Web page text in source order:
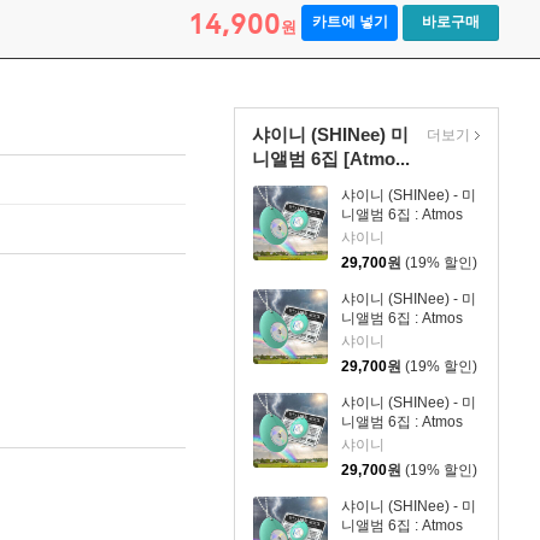
14,900원 카트에 넣기 바로구매
샤이니 (SHINee) 미
니앨범 6집 [Atmo...
샤이니 (SHINee) - 미
니앨범 6집 : Atmos
[Weather Rock Ver.]
(스마트앨범)
[TAEMIN ver.]
샤이니
29,700원 (19% 할인)
샤이니 (SHINee) - 미
니앨범 6집 : Atmos
[Weather Rock Ver.]
(스마트앨범) [MINHO
ver.]
샤이니
29,700원 (19% 할인)
샤이니 (SHINee) - 미
니앨범 6집 : Atmos
[Weather Rock Ver.]
(스마트앨범) [KEY
ver.]
샤이니
29,700원 (19% 할인)
샤이니 (SHINee) - 미
니앨범 6집 : Atmos
더보기